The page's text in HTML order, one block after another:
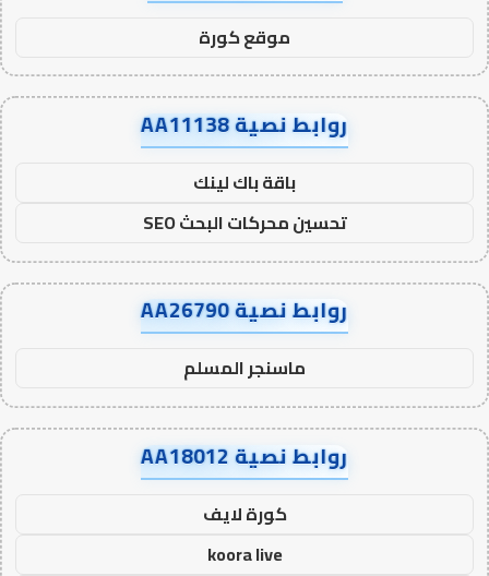
موقع كورة
روابط نصية AA11138
باقة باك لينك
تحسين محركات البحث SEO
روابط نصية AA26790
ماسنجر المسلم
روابط نصية AA18012
كورة لايف
koora live